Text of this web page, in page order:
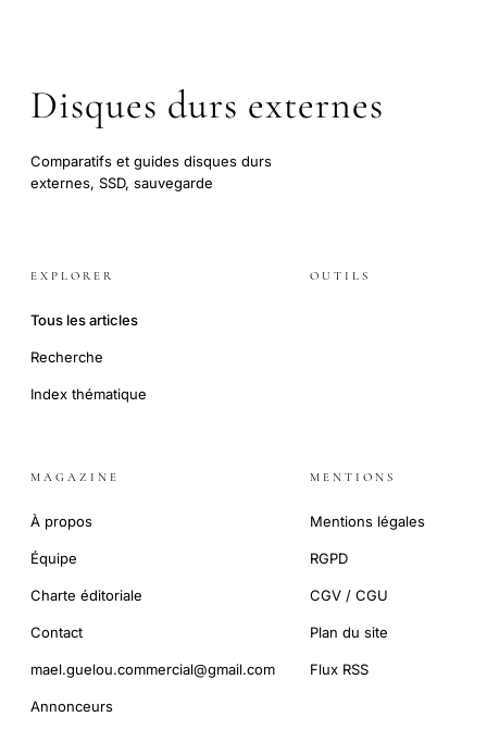
Disques durs externes
Comparatifs et guides disques durs
externes, SSD, sauvegarde
EXPLORER
Tous les articles
Recherche
Index thématique
OUTILS
MAGAZINE
À propos
Équipe
Charte éditoriale
Contact
mael.guelou.commercial@gmail.com
Annonceurs
MENTIONS
Mentions légales
RGPD
CGV / CGU
Plan du site
Flux RSS